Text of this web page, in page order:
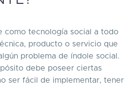
como tecnología social a todo
producto o servicio que
problema de índole social.
debe poseer ciertas
ser fácil de implementar, tener